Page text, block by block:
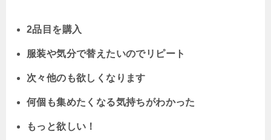
2品目を購入
服装や気分で替えたいのでリピート
次々他のも欲しくなります
何個も集めたくなる気持ちがわかった
もっと欲しい！